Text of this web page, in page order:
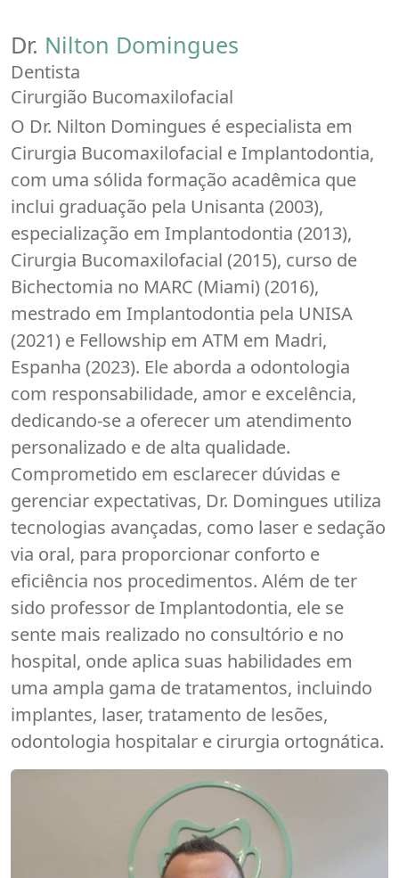
Dr. Nilton Domingues
Dentista
Cirurgião Bucomaxilofacial
O Dr. Nilton Domingues é especialista em
Cirurgia Bucomaxilofacial e Implantodontia,
com uma sólida formação acadêmica que
inclui graduação pela Unisanta (2003),
especialização em Implantodontia (2013),
Cirurgia Bucomaxilofacial (2015), curso de
Bichectomia no MARC (Miami) (2016),
mestrado em Implantodontia pela UNISA
(2021) e Fellowship em ATM em Madri,
Espanha (2023). Ele aborda a odontologia
com responsabilidade, amor e excelência,
dedicando-se a oferecer um atendimento
personalizado e de alta qualidade.
Comprometido em esclarecer dúvidas e
gerenciar expectativas, Dr. Domingues utiliza
tecnologias avançadas, como laser e sedação
via oral, para proporcionar conforto e
eficiência nos procedimentos. Além de ter
sido professor de Implantodontia, ele se
sente mais realizado no consultório e no
hospital, onde aplica suas habilidades em
uma ampla gama de tratamentos, incluindo
implantes, laser, tratamento de lesões,
odontologia hospitalar e cirurgia ortognática.